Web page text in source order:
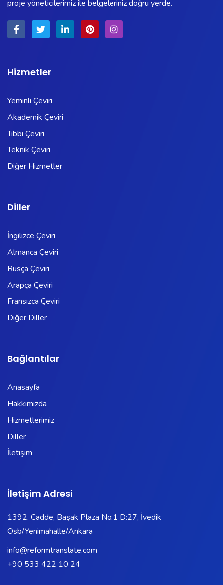
proje yöneticilerimiz ile belgeleriniz doğru yerde.
Hizmetler
Yeminli Çeviri
Akademik Çeviri
Tıbbi Çeviri
Teknik Çeviri
Diğer Hizmetler
Diller
İngilizce Çeviri
Almanca Çeviri
Rusça Çeviri
Arapça Çeviri
Fransızca Çeviri
Diğer Diller
Bağlantılar
Anasayfa
Hakkımızda
Hizmetlerimiz
Diller
İletişim
İletişim Adresi
1392. Cadde, Başak Plaza No:1 D:27, İvedik
Osb/Yenimahalle/Ankara
info@reformtranslate.com
+90 533 422 10 24